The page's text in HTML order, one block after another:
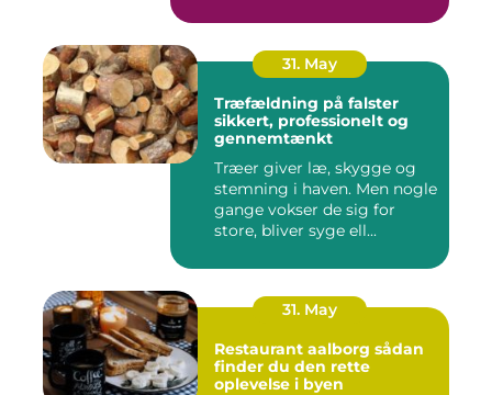
31. May
Træfældning på falster
sikkert, professionelt og
gennemtænkt
Træer giver læ, skygge og
stemning i haven. Men nogle
gange vokser de sig for
store, bliver syge ell...
31. May
Restaurant aalborg sådan
finder du den rette
oplevelse i byen